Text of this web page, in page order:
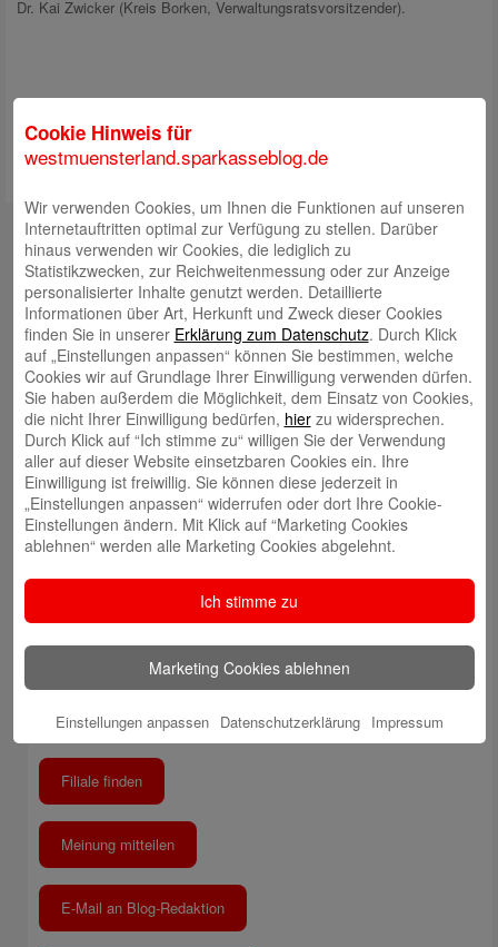
Dr. Kai Zwicker (Kreis Borken, Verwaltungsratsvorsitzender).
Internetfiliale
Facebook
YouTube
Xing
LinkedIn
Instagram
Telefon: +492563403-0
Rückruf durch Kundenberatung
Filiale finden
Meinung mitteilen
E-Mail an Blog-Redaktion
Cookie Hinweis für
westmuensterland.sparkasseblog.de
Wir verwenden Cookies, um Ihnen die Funktionen auf unseren
Internetauftritten optimal zur Verfügung zu stellen. Darüber
hinaus verwenden wir Cookies, die lediglich zu
Statistikzwecken, zur Reichweitenmessung oder zur Anzeige
personalisierter Inhalte genutzt werden. Detaillierte
Informationen über Art, Herkunft und Zweck dieser Cookies
finden Sie in unserer Erklärung zum Datenschutz. Durch Klick
auf „Einstellungen anpassen“ können Sie bestimmen, welche
Cookies wir auf Grundlage Ihrer Einwilligung verwenden dürfen.
Sie haben außerdem die Möglichkeit, dem Einsatz von Cookies,
die nicht Ihrer Einwilligung bedürfen, hierzu widersprechen.
Durch Klick auf “Ich stimme zu“ willigen Sie der Verwendung
aller auf dieser Website einsetzbaren Cookies ein. Ihre
Einwilligung ist freiwillig. Sie können diese jederzeit in
„Einstellungen anpassen“ widerrufen oder dort Ihre Cookie-
Einstellungen ändern. Mit Klick auf “Marketing Cookies
ablehnen“ werden alle Marketing Cookies abgelehnt.
Ich stimme zu
Marketing Cookies ablehnen
Einstellungen anpassen Datenschutzerklärung Impressum